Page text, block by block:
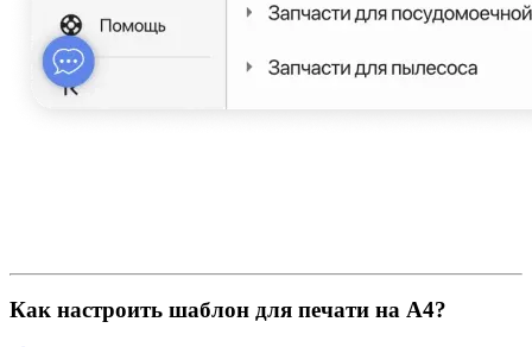
Как настроить шаблон для печати на А4?